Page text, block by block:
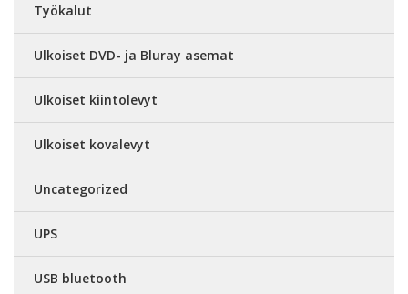
Työkalut
Ulkoiset DVD- ja Bluray asemat
Ulkoiset kiintolevyt
Ulkoiset kovalevyt
Uncategorized
UPS
USB bluetooth